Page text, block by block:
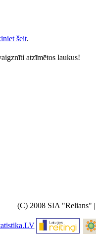
šeit.
atzīmētos laukus!
(C) 2008 SIA "Relians" |